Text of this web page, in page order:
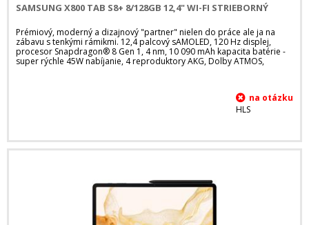
SAMSUNG X800 TAB S8+ 8/128GB 12,4" WI-FI STRIEBORNÝ
Prémiový, moderný a dizajnový "partner" nielen do práce ale ja na
zábavu s tenkými rámikmi. 12,4 palcový sAMOLED, 120 Hz displej,
procesor Snapdragon® 8 Gen 1, 4 nm, 10 090 mAh kapacita batérie -
super rýchle 45W nabíjanie, 4 reproduktory AKG, Dolby ATMOS,
HLS